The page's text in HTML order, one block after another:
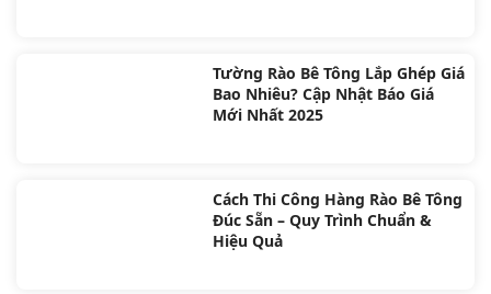
Tường Rào Bê Tông Lắp Ghép Giá
Bao Nhiêu? Cập Nhật Báo Giá
Mới Nhất 2025
Cách Thi Công Hàng Rào Bê Tông
Đúc Sẵn – Quy Trình Chuẩn &
Hiệu Quả